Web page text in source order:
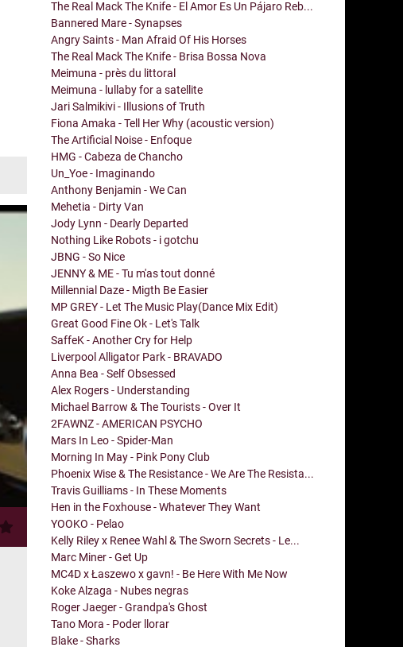
The Real Mack The Knife - El Amor Es Un Pájaro Reb...
Bannered Mare - Synapses
Angry Saints - Man Afraid Of His Horses
The Real Mack The Knife - Brisa Bossa Nova
Meimuna - près du littoral
Meimuna - lullaby for a satellite
Jari Salmikivi - Illusions of Truth
Fiona Amaka - Tell Her Why (acoustic version)
The Artificial Noise - Enfoque
HMG - Cabeza de Chancho
Un_Yoe - Imaginando
Anthony Benjamin - We Can
Mehetia - Dirty Van
Jody Lynn - Dearly Departed
Nothing Like Robots - i gotchu
JBNG - So Nice
JENNY & ME - Tu m'as tout donné
Millennial Daze - Migth Be Easier
MP GREY - Let The Music Play(Dance Mix Edit)
Great Good Fine Ok - Let's Talk
SaffeK - Another Cry for Help
Liverpool Alligator Park - BRAVADO
Anna Bea - Self Obsessed
Alex Rogers - Understanding
Michael Barrow & The Tourists - Over It
2FAWNZ - AMERICAN PSYCHO
Mars In Leo - Spider-Man
Morning In May - Pink Pony Club
Phoenix Wise & The Resistance - We Are The Resista...
Travis Guilliams - In These Moments
Hen in the Foxhouse - Whatever They Want
YOOKO - Pelao
Kelly Riley x Renee Wahl & The Sworn Secrets - Le...
Marc Miner - Get Up
MC4D x Łaszewo x gavn! - Be Here With Me Now
Koke Alzaga - Nubes negras
Roger Jaeger - Grandpa's Ghost
Tano Mora - Poder llorar
Blake - Sharks